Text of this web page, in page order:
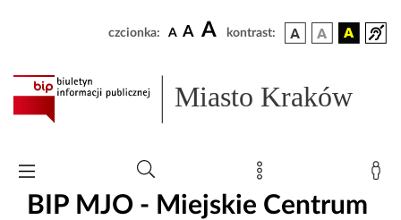
czcionka: A A A kontrast:
Miasto Kraków
BIP MJO - Miejskie Centrum